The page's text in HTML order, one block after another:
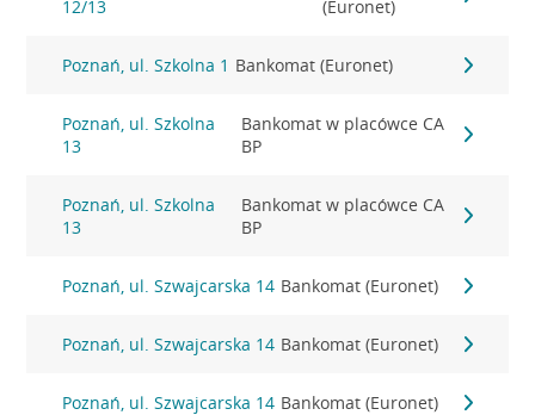
12/13 (Euronet)
Poznań, ul. Szkolna 1 Bankomat (Euronet)
Poznań, ul. Szkolna
13
Bankomat w placówce CA
BP
Poznań, ul. Szkolna
13
Bankomat w placówce CA
BP
Poznań, ul. Szwajcarska 14 Bankomat (Euronet)
Poznań, ul. Szwajcarska 14 Bankomat (Euronet)
Poznań, ul. Szwajcarska 14 Bankomat (Euronet)